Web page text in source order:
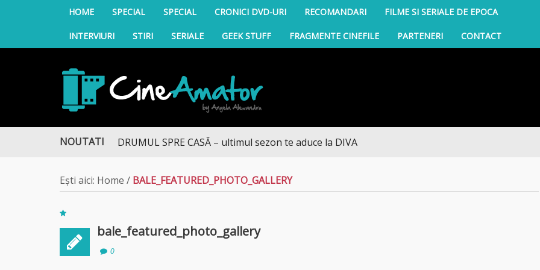
HOME SPECIAL SPECIAL CRONICI DVD-URI RECOMANDARI FILME SI SERIALE DE EPOCA
INTERVIURI STIRI SERIALE GEEK STUFF FRAGMENTE CINEFILE PARTENERI CONTACT
CineAmator
NOUTATIDRUMUL SPRE CASĂ – ultimul sezon te aduce la DIVA
Ești aici: Home / BALE_FEATURED_PHOTO_GALLERY
bale_featured_photo_gallery
0